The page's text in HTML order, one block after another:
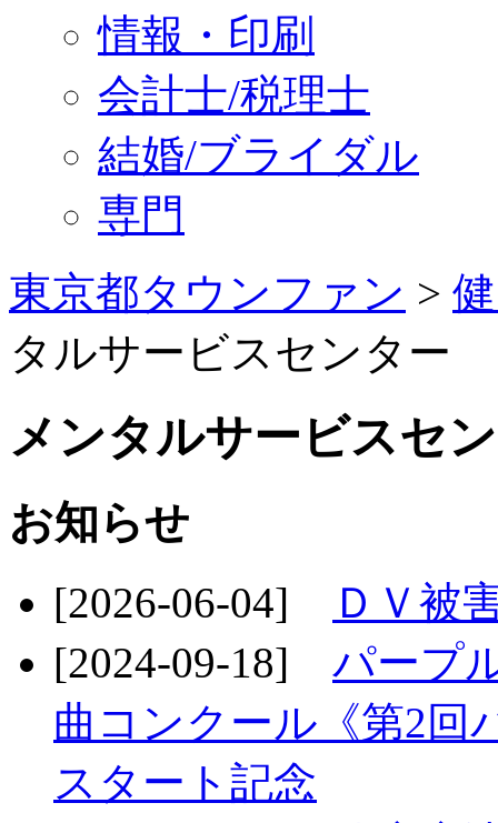
情報・印刷
会計士/税理士
結婚/ブライダル
専門
東京都タウンファン >
タルサービスセンター
メンタルサービスセ
お知らせ
[2026-06-04]
ＤＶ被
[2024-09-18] パープ
曲コンクール《第2回
スタート記念